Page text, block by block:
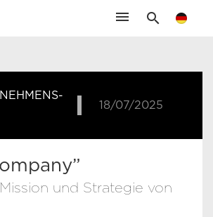
search
menu
18/07/2025
und Strategie von